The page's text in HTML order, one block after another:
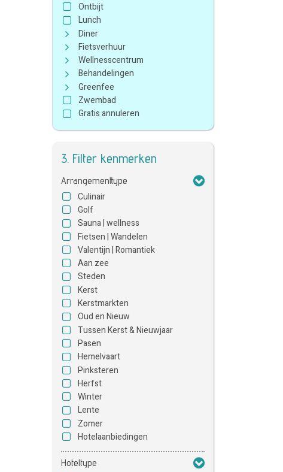
Ontbijt
Lunch
Diner
Fietsverhuur
Wellnesscentrum
Behandelingen
Greenfee
Zwembad
Gratis annuleren
3. Filter kenmerken
Arrangementtype
Culinair
Golf
Sauna | wellness
Fietsen | Wandelen
Valentijn | Romantiek
Aan zee
Steden
Kerst
Kerstmarkten
Oud en Nieuw
Tussen Kerst & Nieuwjaar
Pasen
Hemelvaart
Pinksteren
Herfst
Winter
Lente
Zomer
Hotelaanbiedingen
Hoteltype